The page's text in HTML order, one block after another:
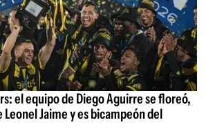
el equipo de Diego Aguirre se floreó,
Jaime y es bicampeón del